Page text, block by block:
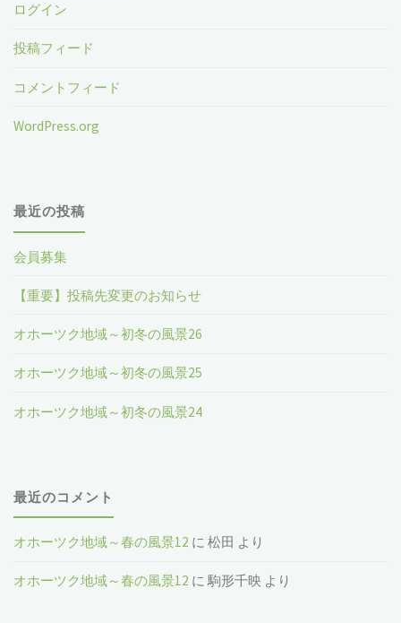
ログイン
投稿フィード
コメントフィード
WordPress.org
最近の投稿
会員募集
【重要】投稿先変更のお知らせ
オホーツク地域～初冬の風景26
オホーツク地域～初冬の風景25
オホーツク地域～初冬の風景24
最近のコメント
オホーツク地域～春の風景12 に松田 より
オホーツク地域～春の風景12 に駒形千映 より